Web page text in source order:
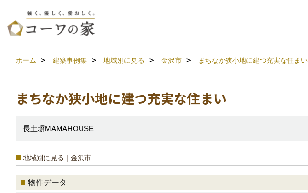
ホーム 建築事例集 地域別に見る 金沢市 まちなか狭小地に建つ充実な住まい
まちなか狭小地に建つ充実な住まい
長土塀MAMAHOUSE
地域別に見る｜金沢市
物件データ